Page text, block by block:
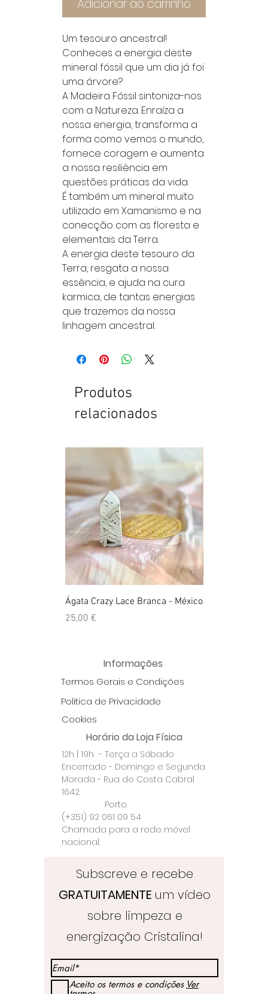
Adicionar ao carrinho
Um tesouro ancestral!
Conheces a energia deste
mineral fóssil que um dia já foi
uma árvore?
A Madeira Fóssil sintoniza-nos
com a Natureza. Enraíza a
nossa energia, transforma a
forma como vemos o mundo,
fornece coragem e aumenta
a nossa resiliência em
questões práticas da vida.
É também um mineral muito
utilizado em Xamanismo e na
conecção com as floresta e
elementais da Terra.
A energia deste tesouro da
Terra, resgata a nossa
essência, e ajuda na cura
karmica, de tantas energias
que trazemos da nossa
linhagem ancestral.
Produtos
relacionados
Ágata Crazy Lace Branca - México
Preço
25,00 €
Anel Golden
Informações
Termos Gerais e Condições
Politica de Privacidade
Cookies
Horário da Loja Física
12h | 19h - Terça a Sábado
Encerrado - Domingo e Segunda
Morada - Rua de Costa Cabral
1642.
Porto.
(+351) 92 061 09 54
Chamada para a rede móvel
nacional.
Subscreve e recebe
GRATUITAMENTE um vídeo
sobre limpeza e
energização Cristalina!
Aceito os termos e condições Ver